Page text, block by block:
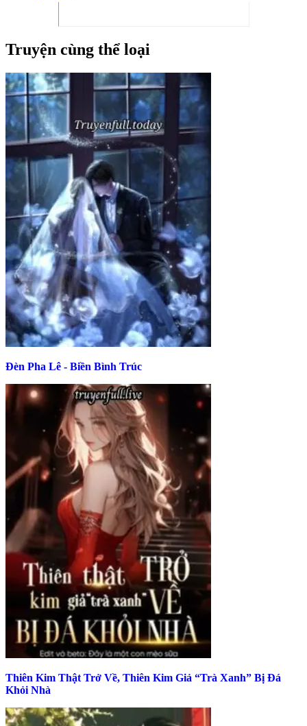
Truyện cùng thể loại
Đèn Pha Lê - Biền Bình Trúc
Thiên Kim Thật Trở Về, Thiên Kim Giả “Trà Xanh” Bị Đá
Khỏi Nhà